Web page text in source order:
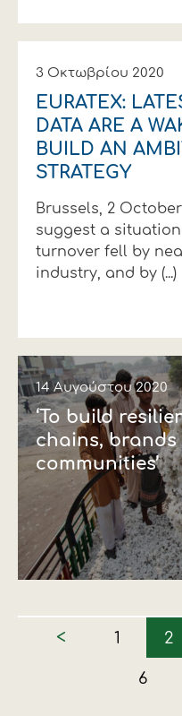
3 Οκτωβρίου 2020
EURATEX:
DATA ARE A
BUILD AN
STRATEGY
Brussels, 2
suggest a situation
turnover fell by
industry, and by (...)
14 Αυγούστου 2020
‘To build
chains,
communities’
< 1 2
6